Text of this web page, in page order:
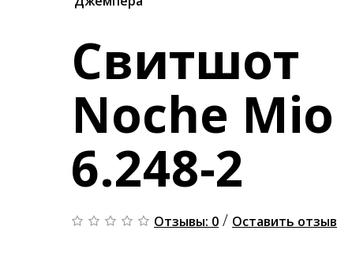
Свитшот
Noche Mio
6.248-2
Отзывы: 0 / Оставить отзыв